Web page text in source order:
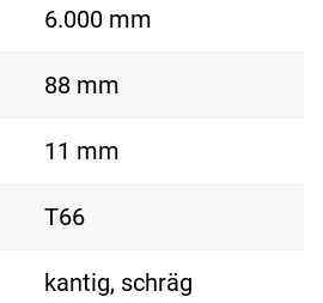
6.000 mm
88 mm
11 mm
T66
kantig, schräg